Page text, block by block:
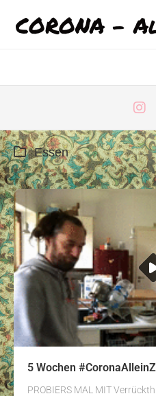
contentCORONA -
Essen
5 Wochen
PROBIERS MAL MIT